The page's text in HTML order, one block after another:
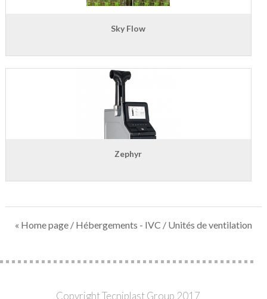
Sky Flow
Zephyr
« Home page / Hébergements - IVC / Unités de ventilation
Copyright Tecniplast Group 2017